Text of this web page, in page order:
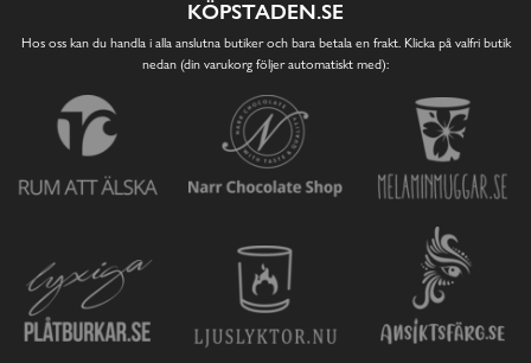
KÖPSTADEN.SE
Hos oss kan du handla i alla anslutna butiker och bara betala en frakt. Klicka på valfri butik
nedan (din varukorg följer automatiskt med):